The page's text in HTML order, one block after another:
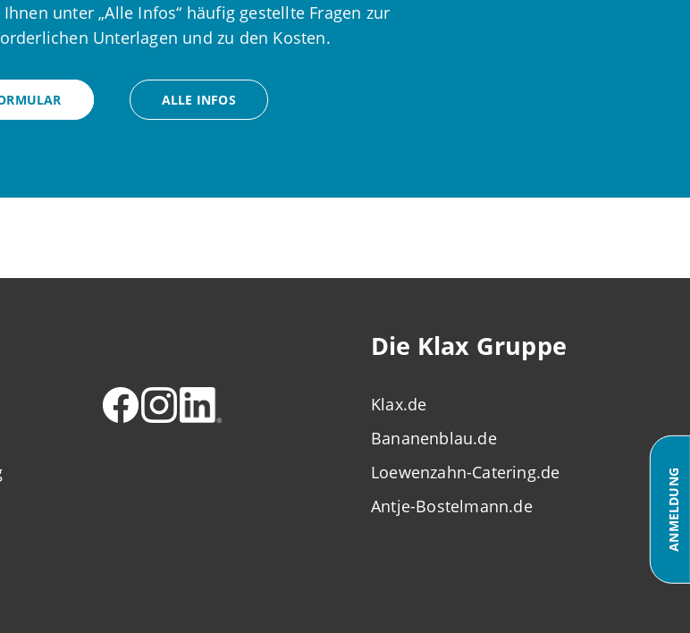
unter „Alle Infos“ häufig gestellte Fragen zur
Unterlagen und zu den Kosten.
ALLE INFOS
Die Klax Gruppe
Klax.de
Bananenblau.de
Loewenzahn-Catering.de
Antje-Bostelmann.de
ANMELDUNG